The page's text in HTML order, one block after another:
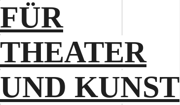
FÜR
THEATER
UND KUNST
NEWS
ARTISTS
PROJECTS
PARTNERPROJEC
TS